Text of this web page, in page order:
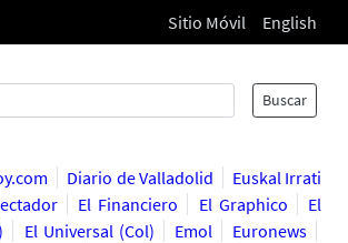
Sitio Móvil English
Buscar
Diario de Valladolid
Euskal Irrati
El Financiero El Graphico
El
El Universal (Col) Emol
Euronews